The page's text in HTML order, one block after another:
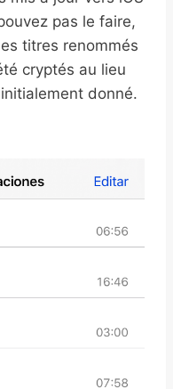
pas le faire,
titres renommés
cryptés au lieu
donné.